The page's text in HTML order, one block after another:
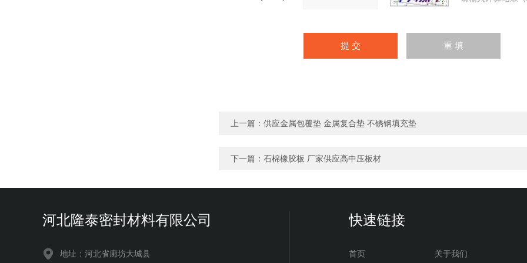
上一篇： 供应金属包覆垫 金属复合垫 不锈钢填充垫
下一篇： 石棉橡胶板 厂家供应高中压板材
河北隆泰密封材料有限公司
地址：河北省廊坊大城县
快速链接
首页 关于我们